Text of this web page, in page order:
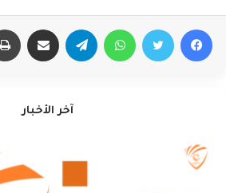
فيسبوك تويتر واتساب تيلقرام مشاركة عبر البريد
آخر الأخبار